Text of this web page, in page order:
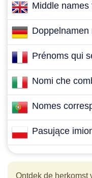
Middle names
Doppelnamen
Prénoms qui
Nomi che
Nomes
Pasujące
Ontdek de herkomst